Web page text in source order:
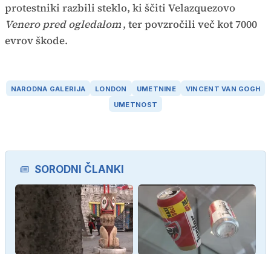
protestniki razbili steklo, ki ščiti Velazquezovo
Venero pred ogledalom, ter povzročili več kot 7000
evrov škode.
NARODNA GALERIJA LONDON UMETNINE
VINCENT VAN GOGH
UMETNOST
SORODNI ČLANKI